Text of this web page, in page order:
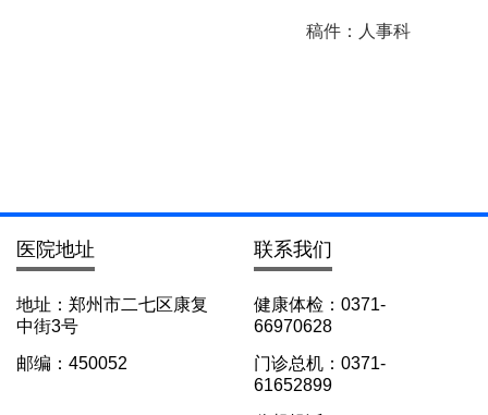
稿件：人事科
医院地址
地址：郑州市二七区康复
中街3号
邮编：450052
联系我们
健康体检：0371-
66970628
门诊总机：0371-
61652899